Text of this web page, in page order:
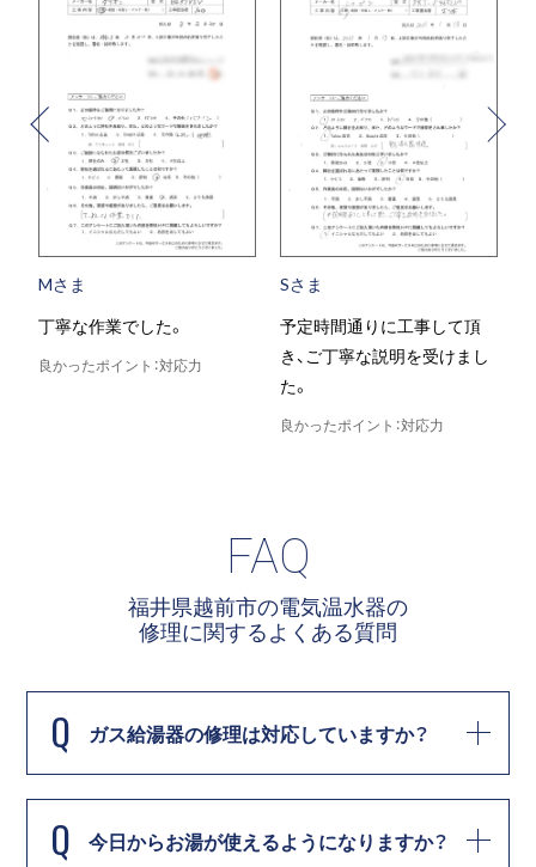
Mさま
丁寧な作業でした。
良かったポイント：対応力
Sさま
予定時間通りに工事して頂
き、ご丁寧な説明を受けまし
た。
良かったポイント：対応力
FAQ
福井県越前市の電気温水器の
修理に関するよくある質問
Q ガス給湯器の修理は対応していますか？
Q 今日からお湯が使えるようになりますか？